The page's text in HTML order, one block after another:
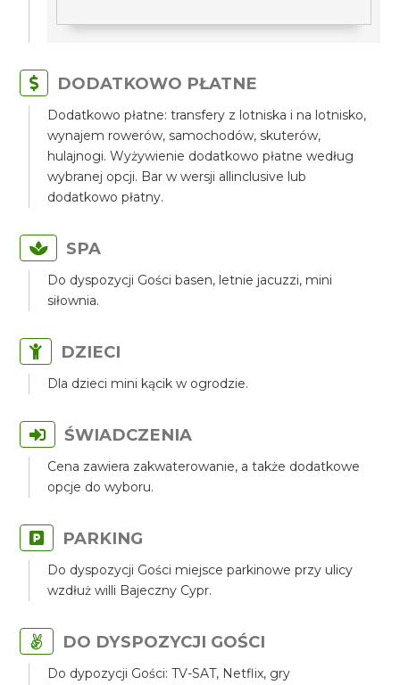
DODATKOWO PŁATNE
Dodatkowo płatne: transfery z lotniska i na lotnisko,
wynajem rowerów, samochodów, skuterów,
hulajnogi. Wyżywienie dodatkowo płatne według
wybranej opcji. Bar w wersji allinclusive lub
dodatkowo płatny.
SPA
Do dyspozycji Gości basen, letnie jacuzzi, mini
siłownia.
DZIECI
Dla dzieci mini kącik w ogrodzie.
ŚWIADCZENIA
Cena zawiera zakwaterowanie, a także dodatkowe
opcje do wyboru.
PARKING
Do dyspozycji Gości miejsce parkinowe przy ulicy
wzdłuż willi Bajeczny Cypr.
DO DYSPOZYCJI GOŚCI
Do dypozycji Gości: TV-SAT, Netflix, gry